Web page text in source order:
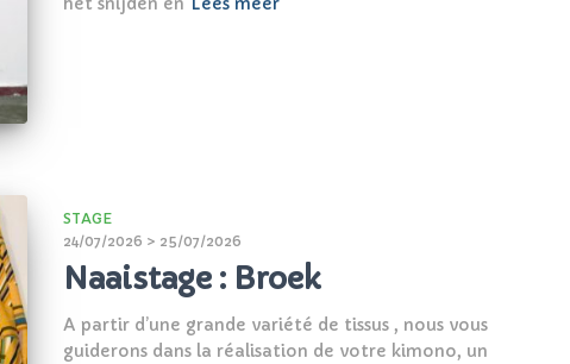
STAGE
24/07/2026 > 25/07/2026
Naaistage : Broek
A partir d’une grande variété de tissus , nous vous
guiderons dans la réalisation de votre kimono, un